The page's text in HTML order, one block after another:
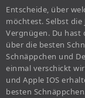
Entscheide, über
möchtest. Selbst die
Vergnügen. Du hast
über die besten
Schnäppchen und
einmal verschickt
und Apple IOS
besten